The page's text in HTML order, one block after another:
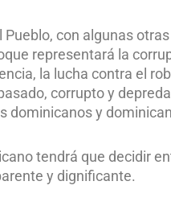
con algunas
representará la
la lucha contra el
corrupto y
dominicanos y
tendrá que decidir
y dignificante.